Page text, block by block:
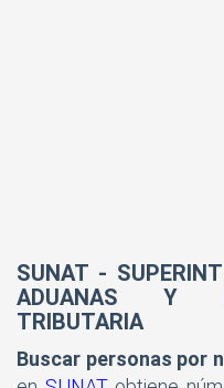
SUNAT -
ADUANAS Y
TRIBUTARIA
Buscar personas por